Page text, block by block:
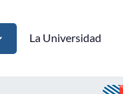
La Universidad